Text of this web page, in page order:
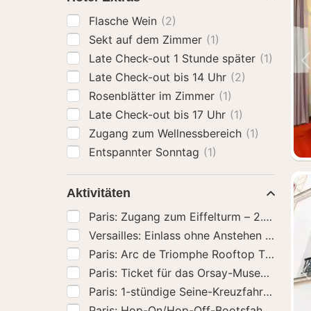
Flasche Wein (2)
Sekt auf dem Zimmer (1)
Late Check-out 1 Stunde später (1)
Late Check-out bis 14 Uhr (2)
Rosenblätter im Zimmer (1)
Late Check-out bis 17 Uhr (1)
Zugang zum Wellnessbereich (1)
Entspannter Sonntag (1)
Aktivitäten
Paris: Zugang zum Eiffelturm – 2. Etage
Versailles: Einlass ohne Anstehen - Tour
Paris: Arc de Triomphe Rooftop Tickets
Paris: Ticket für das Orsay-Museum und
Paris: 1-stündige Seine-Kreuzfahrt mit